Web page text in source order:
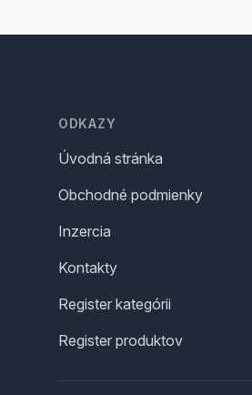
ODKAZY
Úvodná stránka
Obchodné podmienky
Inzercia
Kontakty
Register kategórii
Register produktov